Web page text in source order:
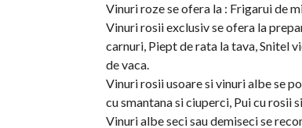
Vinuri roze se ofera la : Frigarui de
Vinuri rosii exclusiv se ofera la
carnuri, Piept de rata la tava, Snitel
de vaca.
Vinuri rosii usoare si vinuri albe se
cu smantana si ciuperci, Pui cu rosii
Vinuri albe seci sau demiseci se